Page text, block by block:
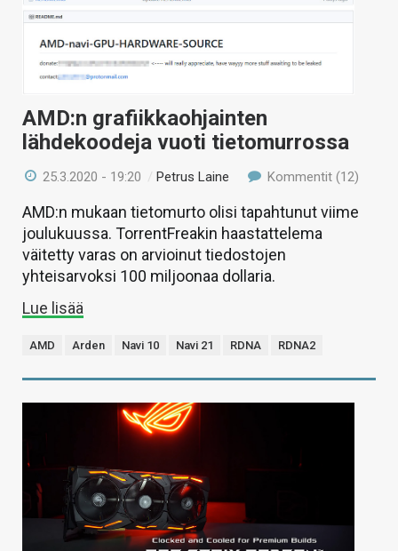
AMD:n grafiikkaohjainten
lähdekoodeja vuoti tietomurrossa
25.3.2020 - 19:20 /Petrus Laine Kommentit (12)
AMD:n mukaan tietomurto olisi tapahtunut viime
joulukuussa. TorrentFreakin haastattelema
väitetty varas on arvioinut tiedostojen
yhteisarvoksi 100 miljoonaa dollaria.
Lue lisää
AMD Arden Navi 10 Navi 21 RDNA RDNA2